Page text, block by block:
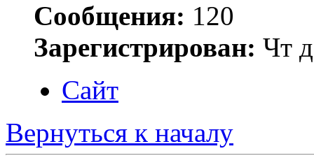
Сообщения: 120
Зарегистрирован: Чт
Сайт
Вернуться к началу